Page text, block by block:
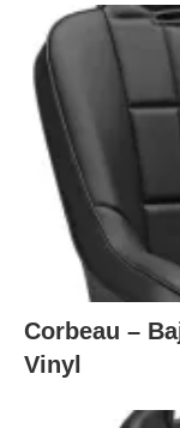
Corbeau –
Vinyl